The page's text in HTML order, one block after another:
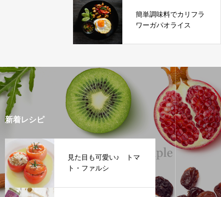
簡単調味料でカリフラ
ワーガパオライス
新着レシピ
見た目も可愛い♪ トマ
ト・ファルシ